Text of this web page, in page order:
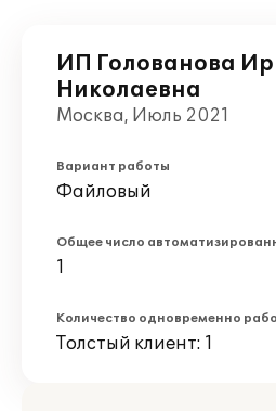
ИП Голованова
Николаевна
Москва, Июль 2021
Вариант работы
Файловый
Общее число
1
Количество одновременно
Толстый клиент: 1